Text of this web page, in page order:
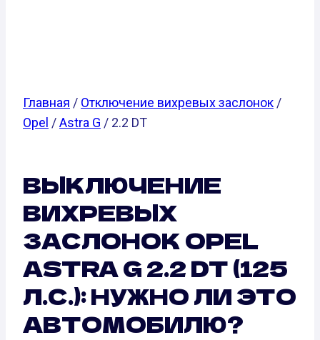
Главная / Отключение вихревых заслонок /
Opel /Astra G / 2.2 DT
ВЫКЛЮЧЕНИЕ
ВИХРЕВЫХ
ЗАСЛОНОК OPEL
ASTRA G 2.2 DT (125
Л.С.): НУЖНО ЛИ ЭТО
АВТОМОБИЛЮ?